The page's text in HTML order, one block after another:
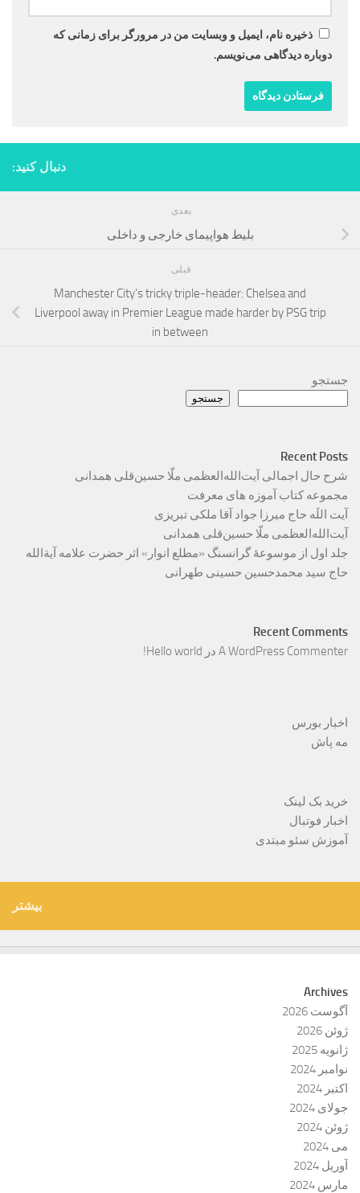
ذخیره نام، ایمیل و وبسایت من در مرورگر برای زمانی که
دوباره دیدگاهی می‌نویسم.
دنبال کنید:
بعدی
بلیط هواپیمای خارجی و داخلی
قبلی
Manchester City’s tricky triple-header: Chelsea and
Liverpool away in Premier League made harder by PSG trip
in between
جستجو
جستجو
Recent Posts
شرح حال اجمالی آیت‌الله‌العظمی ملّا حسین‌قلی همدانی
مجموعه کتاب آموزه های معرفت
آیت اللَه حاج میرزا جواد آقا ملکی تبریزی
آیت‌الله‌العظمی ملّا حسین‌قلی همدانی
جلد اول از موسوعۀ گرانسنگ «مطلع انوار» اثر حضرت علامه آیة‌الله
حاج سید محمدحسین حسینی طهرانی
Recent Comments
A WordPress Commenter در Hello world!
اخبار بورس
مه پاش
خرید بک لینک
اخبار فوتبال
آموزش سئو مبتدی
بیشتر
Archives
آگوست 2026
ژوئن 2026
ژانویه 2025
نوامبر 2024
اکتبر 2024
جولای 2024
ژوئن 2024
می 2024
آوریل 2024
مارس 2024